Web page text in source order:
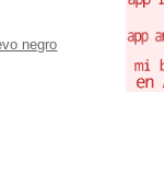
negro